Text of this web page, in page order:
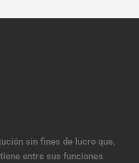
sin fines de lucro que,
entre sus funciones